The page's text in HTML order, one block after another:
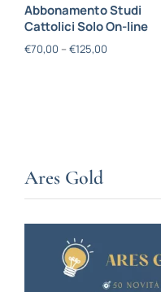
Abbonamento Studi
Cattolici Solo On-line
€70,00 – €125,00
Ares Gold